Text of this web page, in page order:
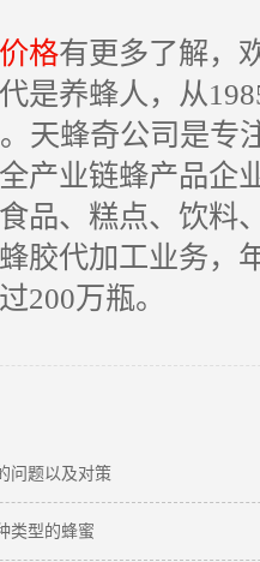
格有更多了解，
是养蜂人，从
天蜂奇公司是专
产业链蜂产品企
品、糕点、饮料
胶代加工业务，
200万瓶。
问题以及对策
类型的蜂蜜